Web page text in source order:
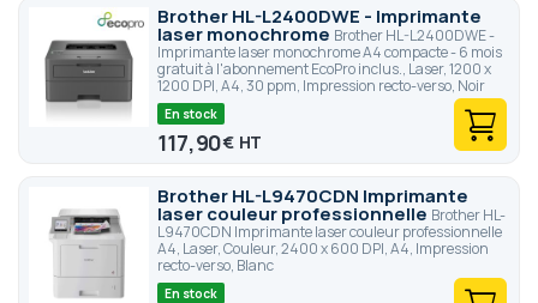
Brother HL-L2400DWE - Imprimante
laser monochrome Brother HL-L2400DWE -
Imprimante laser monochrome A4 compacte - 6 mois
gratuit à l'abonnement EcoPro inclus., Laser, 1200 x
1200 DPI, A4, 30 ppm, Impression recto-verso, Noir
En stock
117,90€
Brother HL-L9470CDN Imprimante
laser couleur professionnelle Brother HL-
L9470CDN Imprimante laser couleur professionnelle
A4, Laser, Couleur, 2400 x 600 DPI, A4, Impression
recto-verso, Blanc
En stock